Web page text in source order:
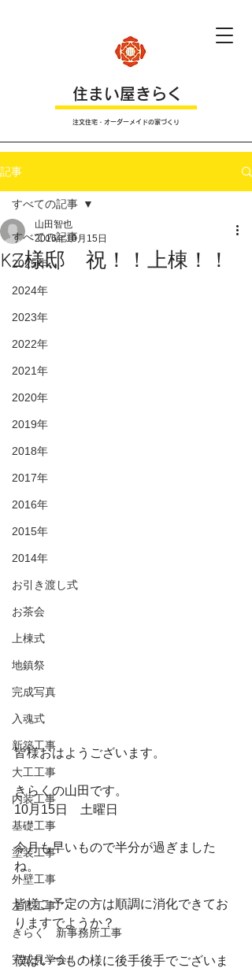
​住まい屋きらく
注文住宅・オーダーメイドの家づくり
記事
すべての記事
2025年
2024年
2023年
2022年
2021年
2020年
2019年
2018年
2017年
2016年
2015年
2014年
お引き渡し式
お茶会
上棟式
地鎮祭
完成写真
入魂式
新築工事
大工工事
内装工事
基礎工事
塗装工事
外壁工事
左官工事
きらく 新事務所工事
完成見学会！！
すべての記事
KZ様邸 祝！！上棟！！
山田智也
2016年10月15日
皆様おはようございます。
きらくの山田です。
10月15日　土曜日
今月も早いもので半分が過ぎました
ね。
皆様ご予定の方は順調に消化できてお
りますでようか？
僕はいつもの様に後手後手でございま